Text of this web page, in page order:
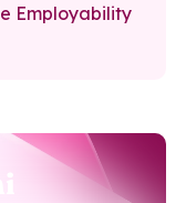
Employability